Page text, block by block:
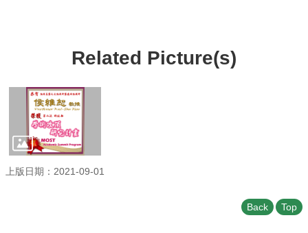
Student
Affairs
Department
of
Physics
Related Picture(s)
上版日期：2021-09-01
Back Top